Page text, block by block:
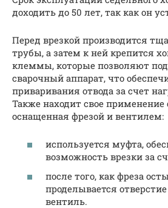
доходить до 50 лет, так как он
Перед врезкой производится
трубы, а затем к ней крепится
клеммы, которые позволяют
сварочный аппарат, что
приваривания отвода за счет
Также находит свое применение
оснащенная фрезой и вентилем:
используется муфта,
возможность врезки за
после того, как фреза
проделывается
вентиль.